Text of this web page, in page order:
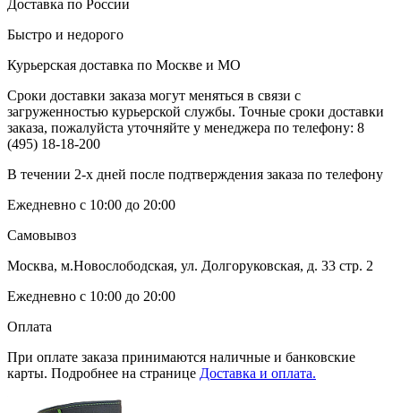
Доставка по России
Быстро и недорого
Курьерская доставка по Москве и МО
Сроки доставки заказа могут меняться в связи с
загруженностью курьерской службы. Точные сроки доставки
заказа, пожалуйста уточняйте у менеджера по телефону: 8
(495) 18-18-200
В течении 2-х дней после подтверждения заказа по телефону
Ежедневно с 10:00 до 20:00
Самовывоз
Москва, м.Новослободская, ул. Долгоруковская, д. 33 стр. 2
Ежедневно с 10:00 до 20:00
Оплата
При оплате заказа принимаются наличные и банковские
карты. Подробнее на странице Доставка и оплата.